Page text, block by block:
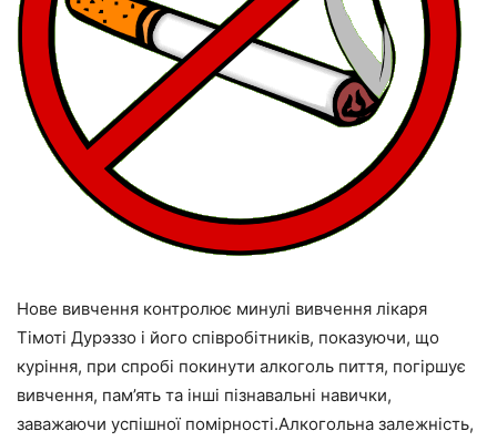
Нове вивчення контролює минулі вивчення лікаря
Тімоті Дурэззо і його співробітників, показуючи, що
куріння, при спробі покинути алкоголь пиття, погіршує
вивчення, пам’ять та інші пізнавальні навички,
заважаючи успішної помірності.Алкогольна залежність,